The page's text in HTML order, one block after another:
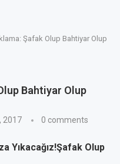
Şafak Olup Bahtiyar Olup
Bahtiyar Olup
2017 0 comments
Yıkacağız!Şafak Olup